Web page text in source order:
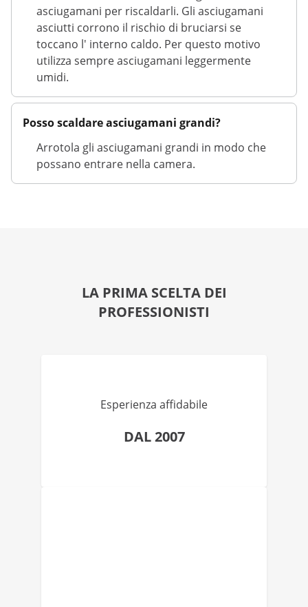
asciugamani per riscaldarli. Gli asciugamani
asciutti corrono il rischio di bruciarsi se
toccano l' interno caldo. Per questo motivo
utilizza sempre asciugamani leggermente
umidi.
Posso scaldare asciugamani grandi?
Arrotola gli asciugamani grandi in modo che
possano entrare nella camera.
LA PRIMA SCELTA DEI
PROFESSIONISTI
Esperienza affidabile
DAL 2007